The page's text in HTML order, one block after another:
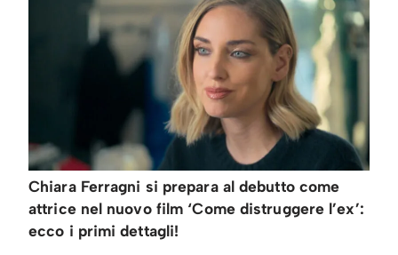
Chiara Ferragni si prepara al debutto come
attrice nel nuovo film ‘Come distruggere l’ex’:
ecco i primi dettagli!